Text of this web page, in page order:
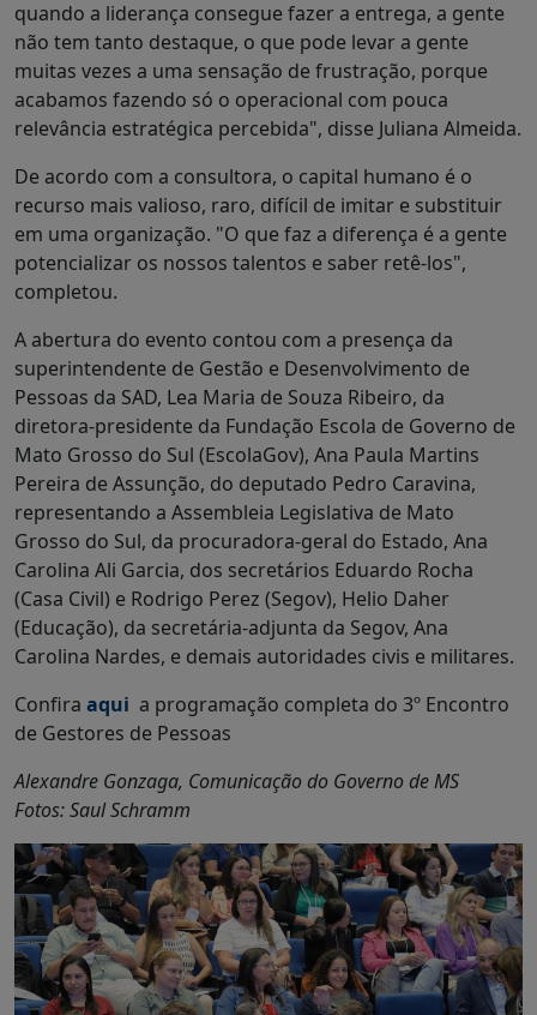
quando a liderança consegue fazer a entrega, a gente
não tem tanto destaque, o que pode levar a gente
muitas vezes a uma sensação de frustração, porque
acabamos fazendo só o operacional com pouca
relevância estratégica percebida", disse Juliana Almeida.
De acordo com a consultora, o capital humano é o
recurso mais valioso, raro, difícil de imitar e substituir
em uma organização. "O que faz a diferença é a gente
potencializar os nossos talentos e saber retê-los",
completou.
A abertura do evento contou com a presença da
superintendente de Gestão e Desenvolvimento de
Pessoas da SAD, Lea Maria de Souza Ribeiro, da
diretora-presidente da Fundação Escola de Governo de
Mato Grosso do Sul (EscolaGov), Ana Paula Martins
Pereira de Assunção, do deputado Pedro Caravina,
representando a Assembleia Legislativa de Mato
Grosso do Sul, da procuradora-geral do Estado, Ana
Carolina Ali Garcia, dos secretários Eduardo Rocha
(Casa Civil) e Rodrigo Perez (Segov), Helio Daher
(Educação), da secretária-adjunta da Segov, Ana
Carolina Nardes, e demais autoridades civis e militares.
Confira aqui a programação completa do 3º Encontro
de Gestores de Pessoas
Alexandre Gonzaga, Comunicação do Governo de MS
Fotos: Saul Schramm